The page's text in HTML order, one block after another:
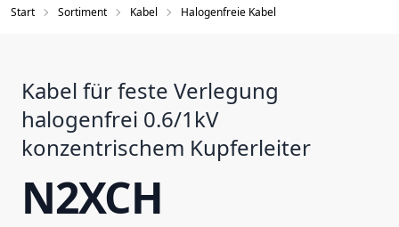
Start Sortiment Kabel Halogenfreie Kabel
Kabel für feste Verlegung
halogenfrei 0.6/1kV
konzentrischem Kupferleiter
N2XCH